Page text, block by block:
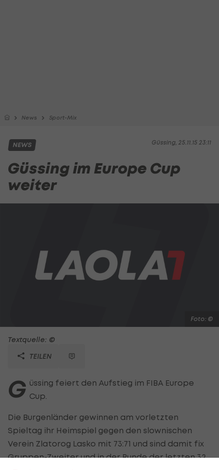
News Sport-Mix
Güssing, 25.11.15 23:11
NEWS
Güssing im Europe Cup
weiter
Foto: ©
Textquelle: ©
TEILEN
G üssing feiert den Aufstieg im FIBA Europe
Cup.
Die Burgenländer gewinnen am vorletzten
Spieltag ihr Heimspiel gegen den slownischen
Verein Zlatorog Lasko mit 73:71 und sind damit fix
Gruppen-Zweiter und in der Runde der letzten 32.